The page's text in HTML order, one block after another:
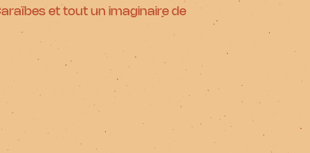
et tout un imaginaire de